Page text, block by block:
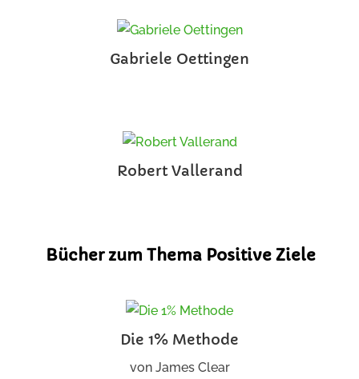
Gabriele Oettingen
Robert Vallerand
Bücher zum Thema Positive Ziele
Die 1% Methode
von James Clear